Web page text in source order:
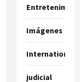
Imágenes
International
judicial